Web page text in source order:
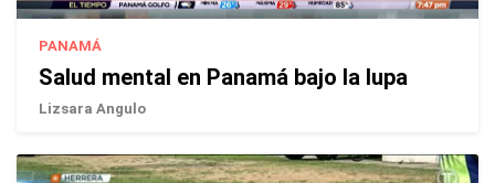
PANAMÁ
Salud mental en Panamá bajo la lupa
Lizsara Angulo